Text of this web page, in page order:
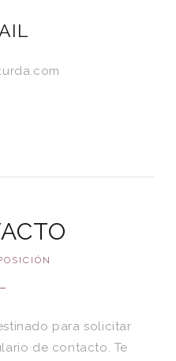
para solicitar
de contacto. Te